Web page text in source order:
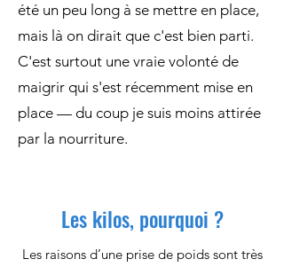
été un peu long à se mettre en place,
mais là on dirait que c'est bien parti.
C'est surtout une vraie volonté de
maigrir qui s'est récemment mise en
place — du coup je suis moins attirée
par la nourriture.
Les kilos, pourquoi ?
Les raisons d’une prise de poids sont très